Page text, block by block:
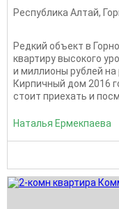
Республика Алтай,
Редкий объект в
квартиру высокого
и миллионы рублей на
Кирпичный дом 2016
стоит приехать и
Наталья Ермекпаева